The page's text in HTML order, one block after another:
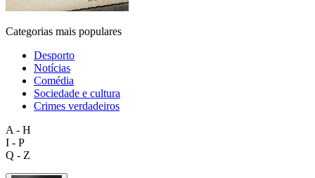
Categorias mais populares
Desporto
Notícias
Comédia
Sociedade e cultura
Crimes verdadeiros
A - H
I - P
Q - Z